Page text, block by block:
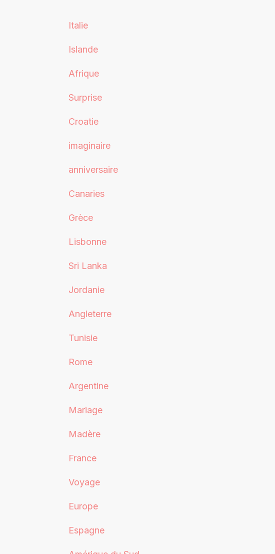
Italie
Islande
Afrique
Surprise
Croatie
imaginaire
anniversaire
Canaries
Grèce
Lisbonne
Sri Lanka
Jordanie
Angleterre
Tunisie
Rome
Argentine
Mariage
Madère
France
Voyage
Europe
Espagne